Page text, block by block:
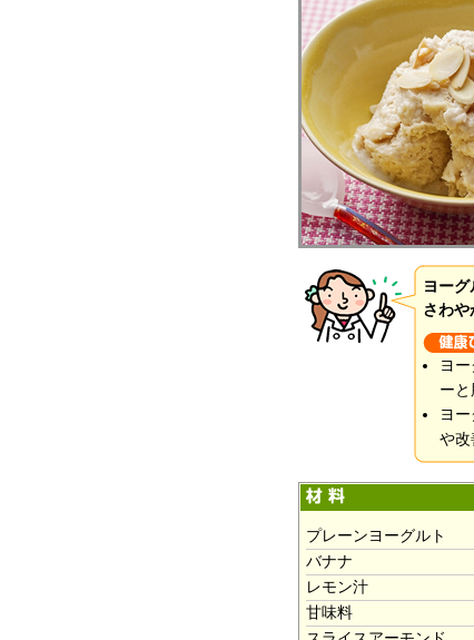
ヨー
さわや
ヨ
ー
ヨ
や改
プレーンヨーグルト
バナナ
レモン汁
甘味料